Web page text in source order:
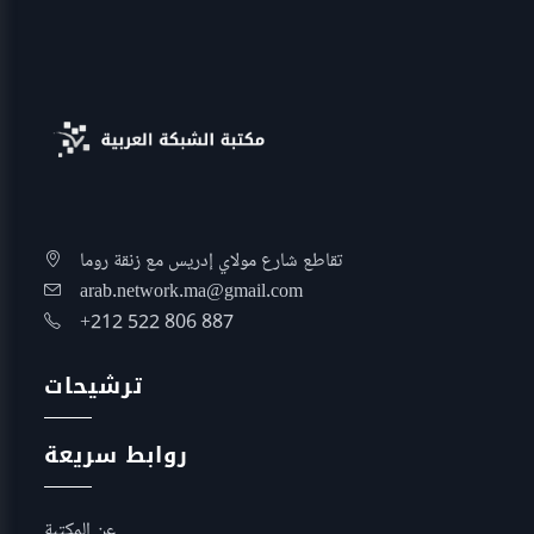
تقاطع شارع مولاي إدريس مع زنقة روما
arab.network.ma@gmail.com
+212 522 806 887
ترشيحات
روابط سريعة